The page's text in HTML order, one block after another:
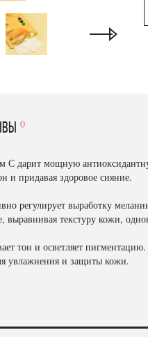
0
С дарит мощную
и придавая здоровое сияние.
регулирует выработку
выравнивая текстуру кожи,
тон и осветляет
увлажнения и защиты кожи.